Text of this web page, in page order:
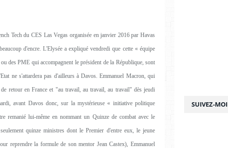
Tech du CES Las Vegas organisée en janvier 2016 par Havas
d'encre. L'Elysée a expliqué vendredi que cette « équipe
des PME qui accompagnent le président de la République, sont
ne s'attardera pas d'ailleurs à Davos. Emmanuel Macron, qui
retour en France et "au travail, au travail, au travail" dès jeudi
avant Davos donc, sur la mystérieuse « initiative politique
remanié lui-même en nommant un Quinze de combat avec le
quinze ministres dont le Premier d'entre eux, le jeune
reprendre la formule de son mentor Jean Castex), Emmanuel
SUIVEZ-MOI